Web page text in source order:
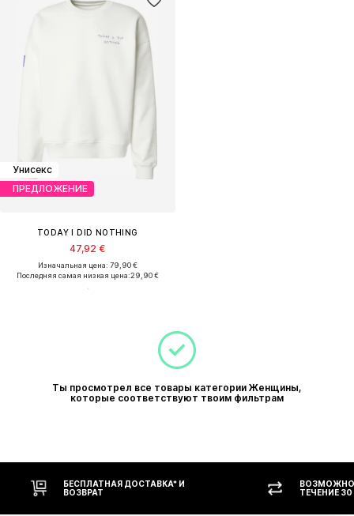
Унисекс
ПРЕДЛОЖЕНИЕ
TODAY I DID NOTHING
47,92 €
Изначальная цена: 79,90 €
Последняя самая низкая цена:29,90 €
Ты просмотрел все товары категории Женщины,
которые соответствуют твоим фильтрам
БЕСПЛАТНАЯ ДОСТАВКА* И
ВОЗВРАТ
ТЕЧЕНИЕ